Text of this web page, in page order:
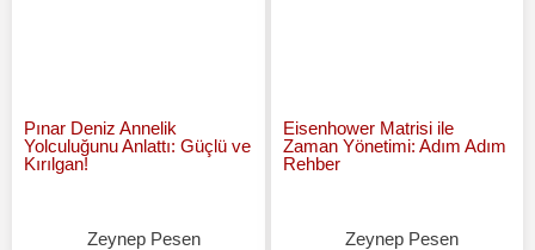
Pınar Deniz Annelik
Yolculuğunu Anlattı: Güçlü ve
Kırılgan!
Zeynep Pesen
Eisenhower Matrisi ile
Zaman Yönetimi: Adım Adım
Rehber
Zeynep Pesen